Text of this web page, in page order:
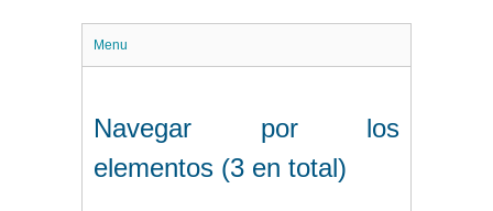
Menu
Navegar por los
elementos (3 en total)